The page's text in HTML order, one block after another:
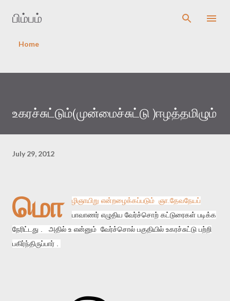
பிம்பம்
Home
உகரச்சுட்டும்(முன்மைச்சுட்டு )ஈழத்தமிழும்
July 29, 2012
மொ
ழிஞாயிறு என்றழைக்கப்படும் ஞா.தேவநேயப்
பாவாணர் எழுதிய வேர்ச்சொற் கட்டுரைகள் படிக்க
நேரிட்டது . அதில் உ என்னும் வேர்ச்சொல் பகுதியில் உகரச்சுட்டு பற்றி
பகிர்ந்திருப்பார் .